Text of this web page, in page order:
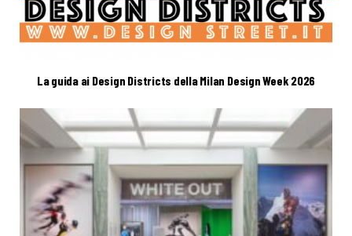
La guida ai Design Districts della Milan Design Week 2026